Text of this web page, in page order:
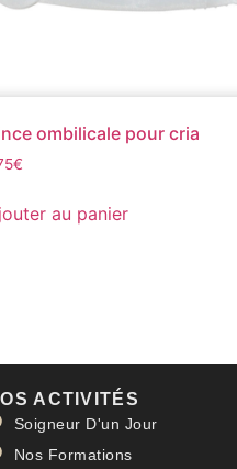
ombilicale pour cria
€
au panier
ACTIVITÉS
Soigneur D'un Jour
Nos Formations